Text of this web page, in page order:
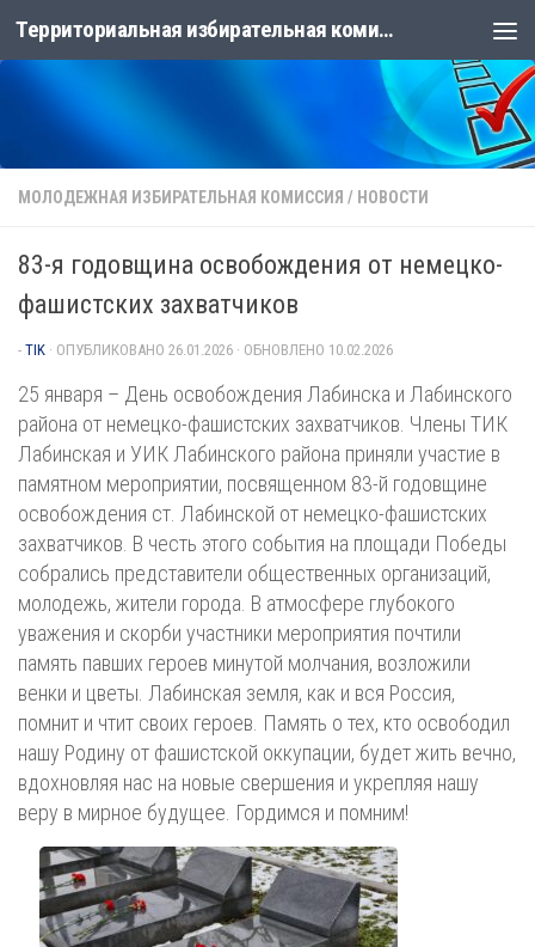
Перейти к содержимому Территориальная избирательная комиссия Лабинская
МОЛОДЕЖНАЯ ИЗБИРАТЕЛЬНАЯ КОМИССИЯ / НОВОСТИ
83-я годовщина освобождения от немецко-
фашистских захватчиков
- TIK · ОПУБЛИКОВАНО 26.01.2026 · ОБНОВЛЕНО 10.02.2026
25 января – День освобождения Лабинска и Лабинского
района от немецко-фашистских захватчиков. Члены ТИК
Лабинская и УИК Лабинского района приняли участие в
памятном мероприятии, посвященном 83-й годовщине
освобождения ст. Лабинской от немецко-фашистских
захватчиков. В честь этого события на площади Победы
собрались представители общественных организаций,
молодежь, жители города. В атмосфере глубокого
уважения и скорби участники мероприятия почтили
память павших героев минутой молчания, возложили
венки и цветы. Лабинская земля, как и вся Россия,
помнит и чтит своих героев. Память о тех, кто освободил
нашу Родину от фашистской оккупации, будет жить вечно,
вдохновляя нас на новые свершения и укрепляя нашу
веру в мирное будущее. Гордимся и помним!